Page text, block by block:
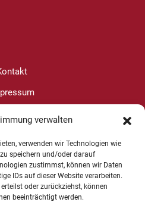
verwalten
verwenden wir Technologien wie
speichern und/oder darauf
zustimmst, können wir Daten
IDs auf dieser Website verarbeiten.
oder zurückziehst, können
beeinträchtigt werden.
Wanjura
624599